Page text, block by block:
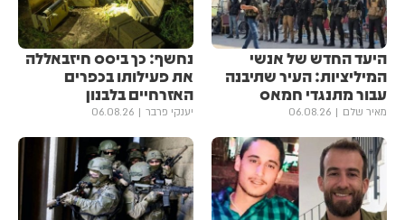
היעד החדש של אנשי
המיליציות: העיר שתיבנה
עבור מתנגדי חמאס
מאיר שלם 06.08.26
נחשף: כך ביסס חיזבאללה
את פעילותו בכפרים
האזרחיים בלבנון
יענקי פרבר 06.08.26